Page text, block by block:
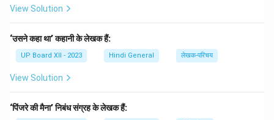
View Solution
‘उसने कहा था’ कहानी के लेखक हैं:
UP Board XII - 2023 Hindi General लेखक-परिचय
View Solution
‘पिंजरे की मैना’ निबंध संग्रह के लेखक हैं: